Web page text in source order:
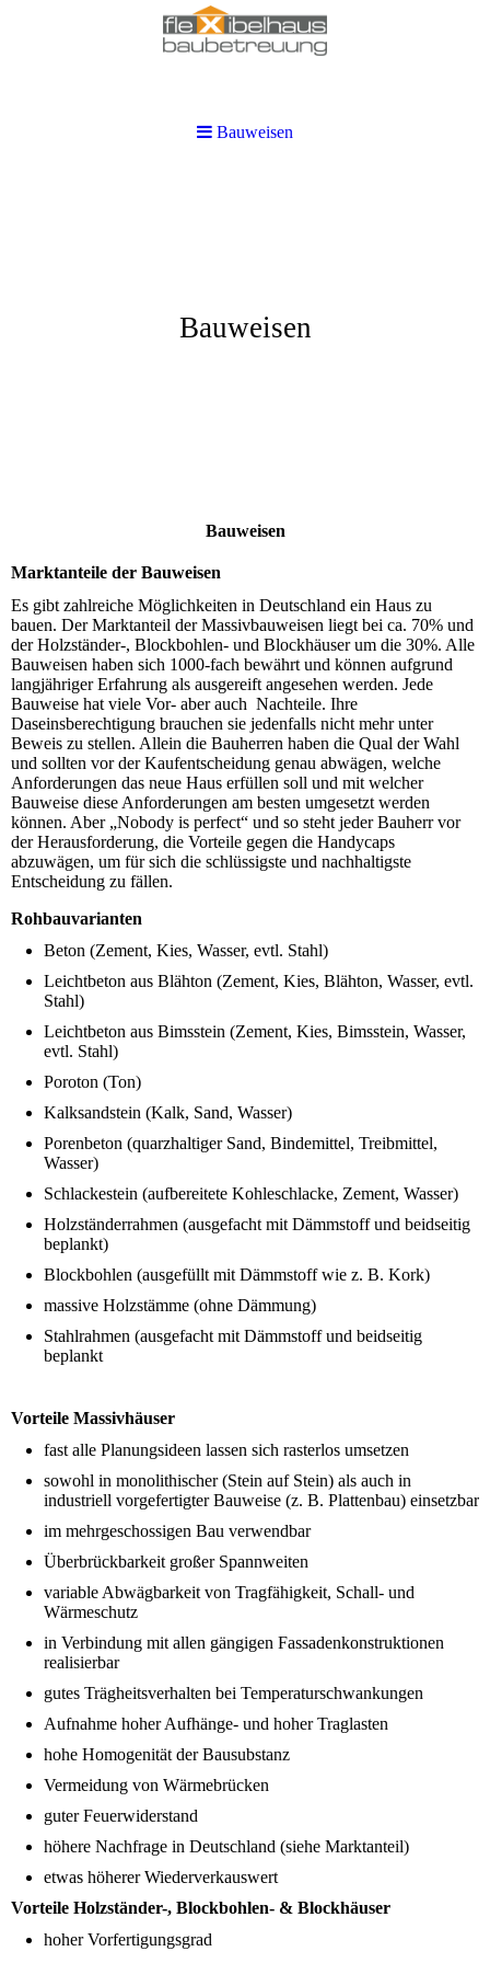
Bauweisen
Bauweisen
Marktanteile der Bauweisen
Es gibt zahlreiche Möglichkeiten in Deutschland ein Haus zu
bauen. Der Marktanteil der Massivbauweisen liegt bei ca. 70% und
der Holzständer-, Blockbohlen- und Blockhäuser um die 30%. Alle
Bauweisen haben sich 1000-fach bewährt und können aufgrund
langjähriger Erfahrung als ausgereift angesehen werden. Jede
Bauweise hat viele Vor- aber auch Nachteile. Ihre
Daseinsberechtigung brauchen sie jedenfalls nicht mehr unter
Beweis zu stellen. Allein die Bauherren haben die Qual der Wahl
und sollten vor der Kaufentscheidung genau abwägen, welche
Anforderungen das neue Haus erfüllen soll und mit welcher
Bauweise diese Anforderungen am besten umgesetzt werden
können. Aber „Nobody is perfect“ und so steht jeder Bauherr vor
der Herausforderung, die Vorteile gegen die Handycaps
abzuwägen, um für sich die schlüssigste und nachhaltigste
Entscheidung zu fällen.
Rohbauvarianten
Beton (Zement, Kies, Wasser, evtl. Stahl)
Leichtbeton aus Blähton (Zement, Kies, Blähton, Wasser, evtl.
Stahl)
Leichtbeton aus Bimsstein (Zement, Kies, Bimsstein, Wasser,
evtl. Stahl)
Poroton (Ton)
Kalksandstein (Kalk, Sand, Wasser)
Porenbeton (quarzhaltiger Sand, Bindemittel, Treibmittel,
Wasser)
Schlackestein (aufbereitete Kohleschlacke, Zement, Wasser)
Holzständerrahmen (ausgefacht mit Dämmstoff und beidseitig
beplankt)
Blockbohlen (ausgefüllt mit Dämmstoff wie z. B. Kork)
massive Holzstämme (ohne Dämmung)
Stahlrahmen (ausgefacht mit Dämmstoff und beidseitig
beplankt
Vorteile Massivhäuser
fast alle Planungsideen lassen sich rasterlos umsetzen
sowohl in monolithischer (Stein auf Stein) als auch in
industriell vorgefertigter Bauweise (z. B. Plattenbau) einsetzbar
im mehrgeschossigen Bau verwendbar
Überbrückbarkeit großer Spannweiten
variable Abwägbarkeit von Tragfähigkeit, Schall- und
Wärmeschutz
in Verbindung mit allen gängigen Fassadenkonstruktionen
realisierbar
gutes Trägheitsverhalten bei Temperaturschwankungen
Aufnahme hoher Aufhänge- und hoher Traglasten
hohe Homogenität der Bausubstanz
Vermeidung von Wärmebrücken
guter Feuerwiderstand
höhere Nachfrage in Deutschland (siehe Marktanteil)
etwas höherer Wiederverkauswert
Vorteile Holzständer-, Blockbohlen- & Blockhäuser
hoher Vorfertigungsgrad
Bauweisen